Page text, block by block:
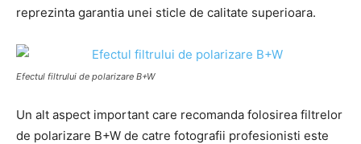
reprezinta garantia unei sticle de calitate superioara.
Efectul filtrului de polarizare B+W
Un alt aspect important care recomanda folosirea filtrelor
de polarizare B+W de catre fotografii profesionisti este